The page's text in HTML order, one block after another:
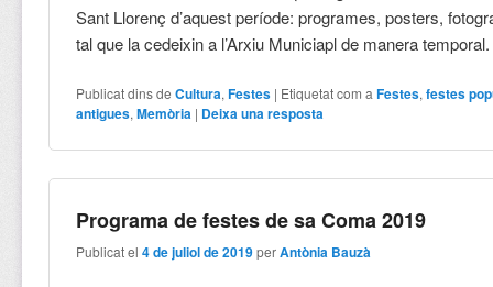
Sant Llorenç d’aquest període: programes, posters,
tal que la cedeixin a l’Arxiu Municiapl de manera
Publicat dins de Cultura,Festes | Etiquetat com a Festes,festes
antigues,Memòria | Deixa una resposta
Programa de festes de sa Coma 2019
Publicat el4 de juliol de 2019 perAntònia Bauzà